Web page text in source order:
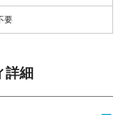
要
詳細